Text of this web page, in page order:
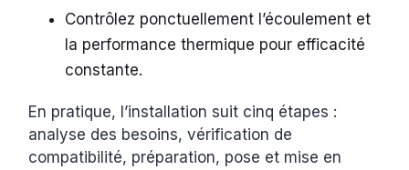
Contrôlez ponctuellement l’écoulement et
la performance thermique pour efficacité
constante.
En pratique, l’installation suit cinq étapes :
analyse des besoins, vérification de
compatibilité, préparation, pose et mise en